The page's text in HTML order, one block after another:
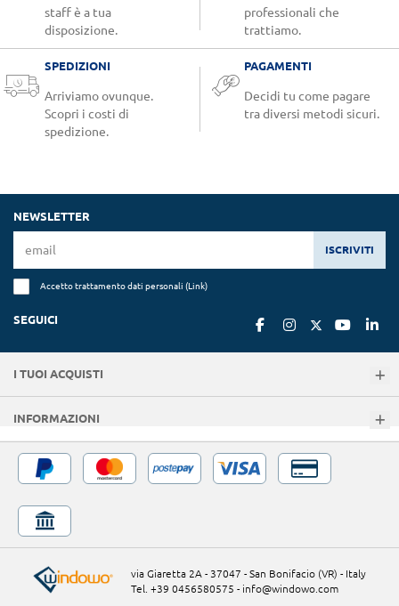
staff è a tua
disposizione.
professionali che
trattiamo.
SPEDIZIONI
Arriviamo ovunque.
Scopri i costi di
spedizione.
PAGAMENTI
Decidi tu come pagare
tra diversi metodi sicuri.
NEWSLETTER
ISCRIVITI
Accetto trattamento dati personali (Link)
SEGUICI
I TUOI ACQUISTI
INFORMAZIONI
via Giaretta 2A - 37047 - San Bonifacio (VR) - Italy
Tel. +39 0456580575 - info@windowo.com